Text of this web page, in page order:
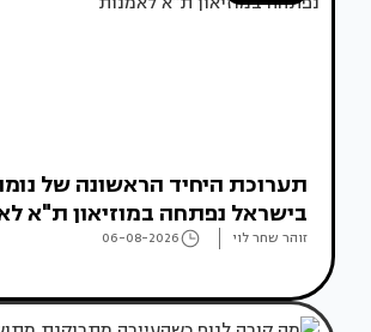
תערוכת היחיד הראשונה של
בישראל נפתחה במוזיאון ת"א
זוהר שחר לוי 06-08-2026